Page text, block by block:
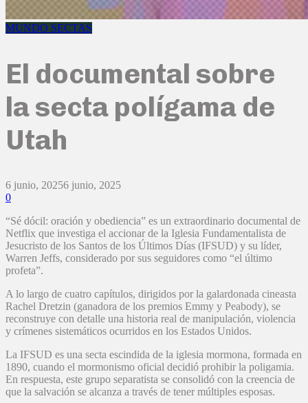
MUNDO SECTAS
El documental sobre
la secta polígama de
Utah
6 junio, 20256 junio, 2025
0
“Sé dócil: oración y obediencia” es un extraordinario documental de
Netflix que investiga el accionar de la Iglesia Fundamentalista de
Jesucristo de los Santos de los Últimos Días (IFSUD) y su líder,
Warren Jeffs, considerado por sus seguidores como “el último
profeta”.
A lo largo de cuatro capítulos, dirigidos por la galardonada cineasta
Rachel Dretzin (ganadora de los premios Emmy y Peabody), se
reconstruye con detalle una historia real de manipulación, violencia
y crímenes sistemáticos ocurridos en los Estados Unidos.
La IFSUD es una secta escindida de la iglesia mormona, formada en
1890, cuando el mormonismo oficial decidió prohibir la poligamia.
En respuesta, este grupo separatista se consolidó con la creencia de
que la salvación se alcanza a través de tener múltiples esposas.